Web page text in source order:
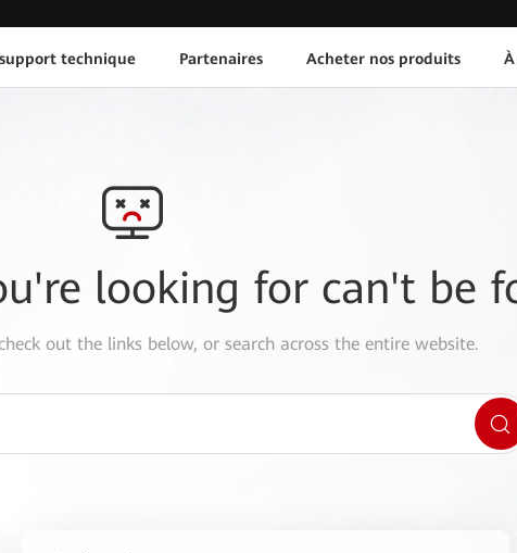
technique Partenaires Acheter nos produits
looking for can't be
out the links below, or search across the entire website.